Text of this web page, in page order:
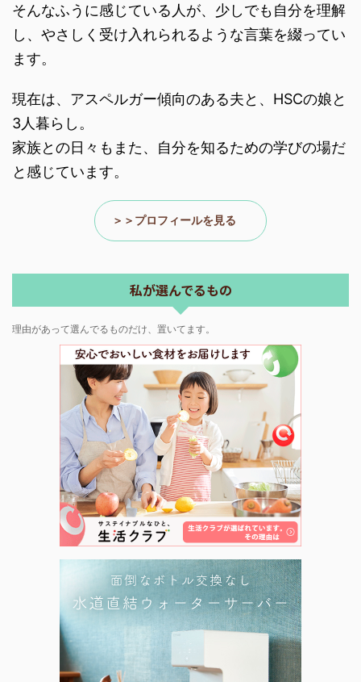
そんなふうに感じている人が、少しでも自分を理解
し、やさしく受け入れられるような言葉を綴ってい
ます。
現在は、アスペルガー傾向のある夫と、HSCの娘と
3人暮らし。
家族との日々もまた、自分を知るための学びの場だ
と感じています。
＞＞プロフィールを見る
私が選んでるもの
理由があって選んでるものだけ、置いてます。